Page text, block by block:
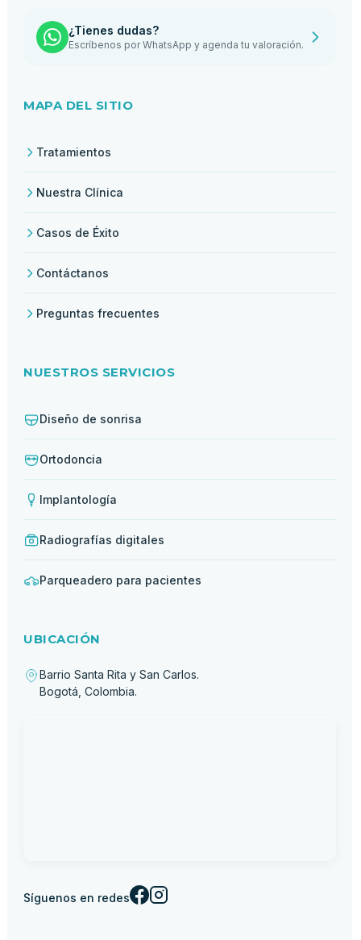
¿Tienes dudas?
Escríbenos por WhatsApp y agenda tu valoración.
MAPA DEL SITIO
Tratamientos
Nuestra Clínica
Casos de Éxito
Contáctanos
Preguntas frecuentes
NUESTROS SERVICIOS
Diseño de sonrisa
Ortodoncia
Implantología
Radiografías digitales
Parqueadero para pacientes
UBICACIÓN
Barrio Santa Rita y San Carlos.
Bogotá, Colombia.
Síguenos en redes